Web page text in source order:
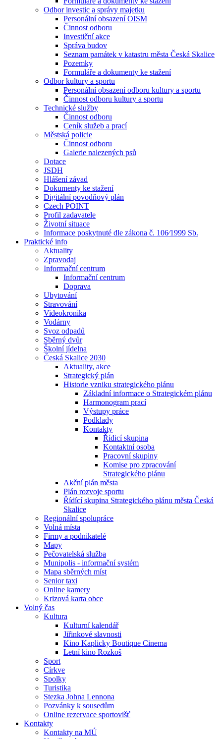
Odbor investic a správy majetku
Personální obsazení OISM
Činnost odboru
Investiční akce
Správa budov
Seznam památek v katastru města Česká Skalice
Pozemky
Formuláře a dokumenty ke stažení
Odbor kultury a sportu
Personální obsazení odboru kultury a sportu
Činnost odboru kultury a sportu
Technické služby
Činnost odboru
Ceník služeb a prací
Městská policie
Činnost odboru
Galerie nalezených psů
Dotace
JSDH
Hlášení závad
Dokumenty ke stažení
Digitální povodňový plán
Czech POINT
Profil zadavatele
Životní situace
Informace poskytnuté dle zákona č. 106⁄1999 Sb.
Praktické info
Aktuality
Zpravodaj
Informační centrum
Informační centrum
Doprava
Ubytování
Stravování
Videokronika
Vodárny
Svoz odpadů
Sběrný dvůr
Školní jídelna
Česká Skalice 2030
Aktuality, akce
Strategický plán
Historie vzniku strategického plánu
Základní informace o Strategickém plánu
Harmonogram prací
Výstupy práce
Podklady
Kontakty
Řídicí skupina
Kontaktní osoba
Pracovní skupiny
Komise pro zpracování
Strategického plánu
Akční plán města
Plán rozvoje sportu
Řídící skupina Strategického plánu města Česká
Skalice
Regionální spolupráce
Volná místa
Firmy a podnikatelé
Mapy
Pečovatelská služba
Munipolis - informační systém
Mapa sběrných míst
Senior taxi
Online kamery
Krizová karta obce
Volný čas
Kultura
Kulturní kalendář
Jiřinkové slavnosti
Kino Kaplicky Boutique Cinema
Letní kino Rozkoš
Sport
Církve
Spolky
Turistika
Stezka Johna Lennona
Pozvánky k sousedům
Online rezervace sportovišť
Kontakty
Kontakty na MÚ